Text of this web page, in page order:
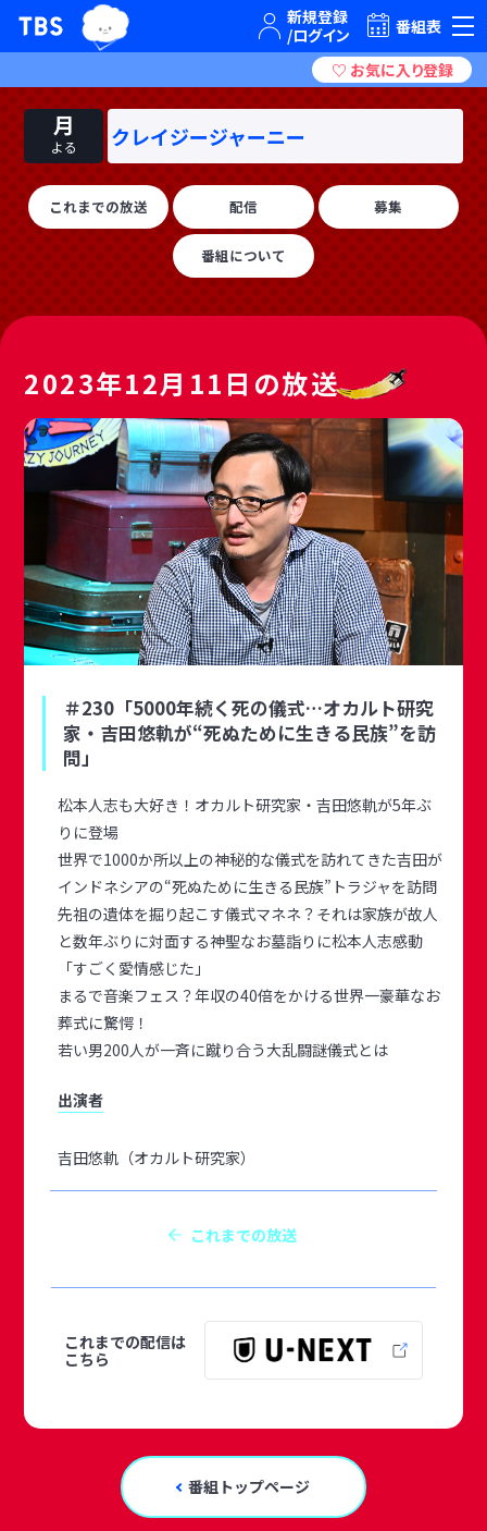
TBSテレビ｜ときめくときを。 番組表
月
よる クレイジージャーニー
これまでの放送 配信 募集
番組について
2023年12月11日の放送
＃230「5000年続く死の儀式…オカルト研究
家・吉田悠軌が“死ぬために生きる民族”を訪
問」
松本人志も大好き！オカルト研究家・吉田悠軌が5年ぶ
りに登場
世界で1000か所以上の神秘的な儀式を訪れてきた吉田が
インドネシアの“死ぬために生きる民族”トラジャを訪問
先祖の遺体を掘り起こす儀式マネネ？それは家族が故人
と数年ぶりに対面する神聖なお墓詣りに松本人志感動
「すごく愛情感じた」
まるで音楽フェス？年収の40倍をかける世界一豪華なお
葬式に驚愕！
若い男200人が一斉に蹴り合う大乱闘謎儀式とは
出演者
吉田悠軌（オカルト研究家）
これまでの放送
これまでの配信は
こちら
番組トップページ